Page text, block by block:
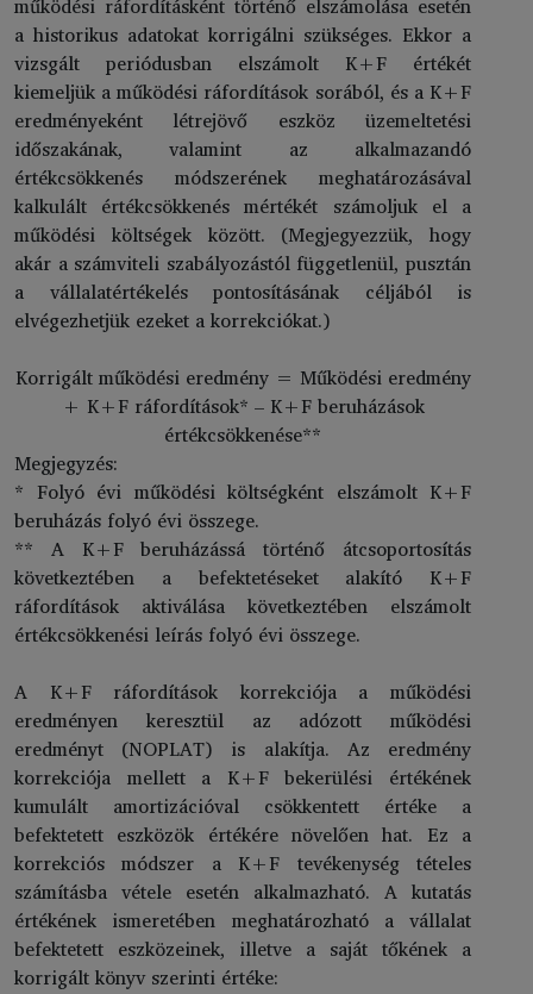
a historikus adatokat korrigálni szükséges. Ekkor a
vizsgált periódusban elszámolt K+F értékét
kiemeljük a működési ráfordítások sorából, és a K+F
eredményeként létrejövő eszköz üzemeltetési
időszakának, valamint az alkalmazandó
értékcsökkenés módszerének meghatározásával
kalkulált értékcsökkenés mértékét számoljuk el a
működési költségek között. (Megjegyezzük, hogy
akár a számviteli szabályozástól függetlenül, pusztán
a vállalatértékelés pontosításának céljából is
elvégezhetjük ezeket a korrekciókat.)
Korrigált működési eredmény = Működési eredmény
+ K+F ráfordítások* – K+F beruházások
értékcsökkenése**
Megjegyzés:
* Folyó évi működési költségként elszámolt K+F
beruházás folyó évi összege.
** A K+F beruházássá történő átcsoportosítás
következtében a befektetéseket alakító K+F
ráfordítások aktiválása következtében elszámolt
értékcsökkenési leírás folyó évi összege.
A K+F ráfordítások korrekciója a működési
eredményen keresztül az adózott működési
eredményt (NOPLAT) is alakítja. Az eredmény
korrekciója mellett a K+F bekerülési értékének
kumulált amortizációval csökkentett értéke a
befektetett eszközök értékére növelően hat. Ez a
korrekciós módszer a K+F tevékenység tételes
számításba vétele esetén alkalmazható. A kutatás
értékének ismeretében meghatározható a vállalat
befektetett eszközeinek, illetve a saját tőkének a
korrigált könyv szerinti értéke: